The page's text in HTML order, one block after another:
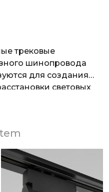
трековые
шинопровода
для создания
световых
свету
легко
изменяя
системы.
яркие и